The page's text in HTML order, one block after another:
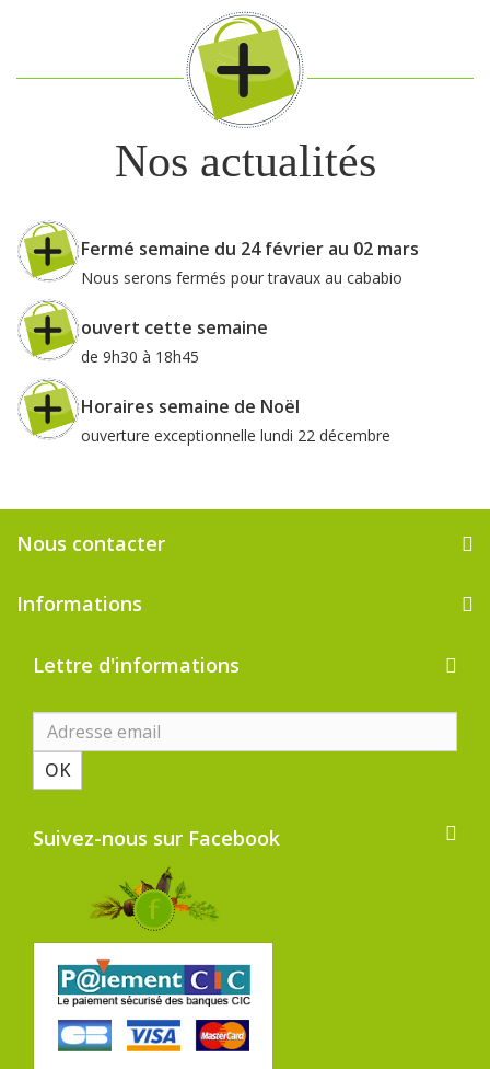
Nos actualités
Fermé semaine du 24 février au 02 mars
Nous serons fermés pour travaux au cababio
ouvert cette semaine
de 9h30 à 18h45
Horaires semaine de Noël
ouverture exceptionnelle lundi 22 décembre
Nous contacter
Informations
Lettre d'informations
OK
Suivez-nous sur Facebook